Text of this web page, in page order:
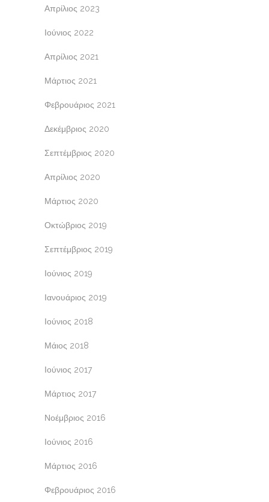
Απρίλιος 2023
Ιούνιος 2022
Απρίλιος 2021
Μάρτιος 2021
Φεβρουάριος 2021
Δεκέμβριος 2020
Σεπτέμβριος 2020
Απρίλιος 2020
Μάρτιος 2020
Οκτώβριος 2019
Σεπτέμβριος 2019
Ιούνιος 2019
Ιανουάριος 2019
Ιούνιος 2018
Μάιος 2018
Ιούνιος 2017
Μάρτιος 2017
Νοέμβριος 2016
Ιούνιος 2016
Μάρτιος 2016
Φεβρουάριος 2016